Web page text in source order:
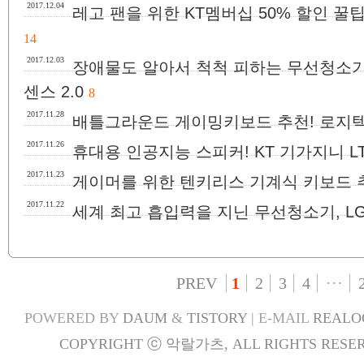
2017.12.04 레고 팬을 위한 KT멤버십 50% 할인 꿀
14
2017.12.03
장애물도 알아서 척척 피하는 무선청소
센스 2.0 8
2017.11.28 배틀그라운드 게이밍키보드 추천! 로지
2017.11.26 휴대용 인공지능 스피커! KT 기가지니
2017.11.23 게이머를 위한 텐키리스 기계식 키보드
2017.11.22 세계 최고 흡입력을 지닌 무선청소기,
PREV 1 2 3 4 ···
POWERED BY DAUM& TISTORY| E-MAIL
COPYRIGHT ⓒ 악랄가츠, ALL RIGHTS